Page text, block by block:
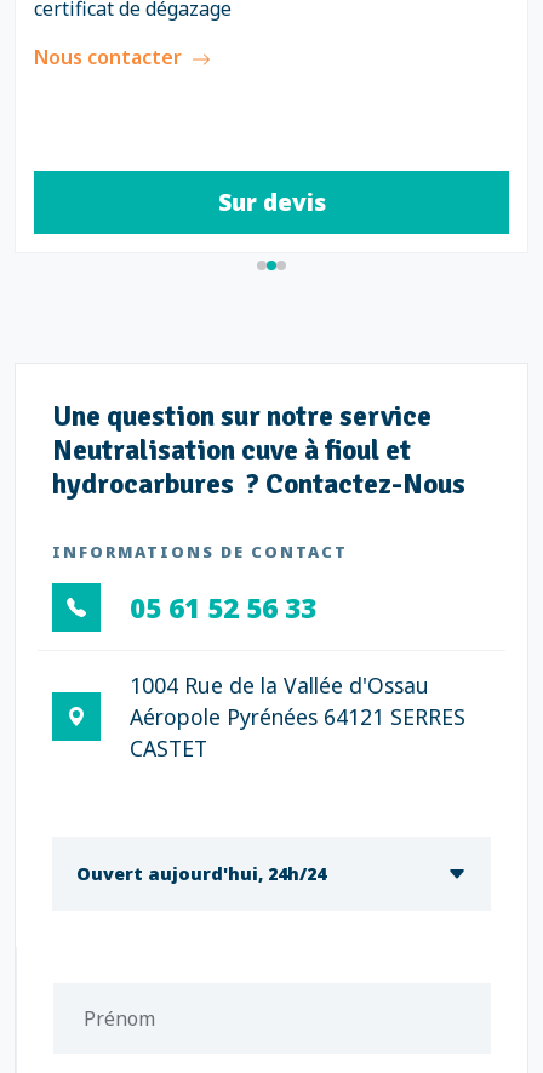
certificat de dégazage
Nous contacter
Sur devis
Une question sur notre service
Neutralisation cuve à fioul et
hydrocarbures ? Contactez-Nous
INFORMATIONS DE CONTACT
05 61 52 56 33
1004 Rue de la Vallée d'Ossau
Aéropole Pyrénées 64121 SERRES
CASTET
Ouvert aujourd'hui, 24h/24
Prénom